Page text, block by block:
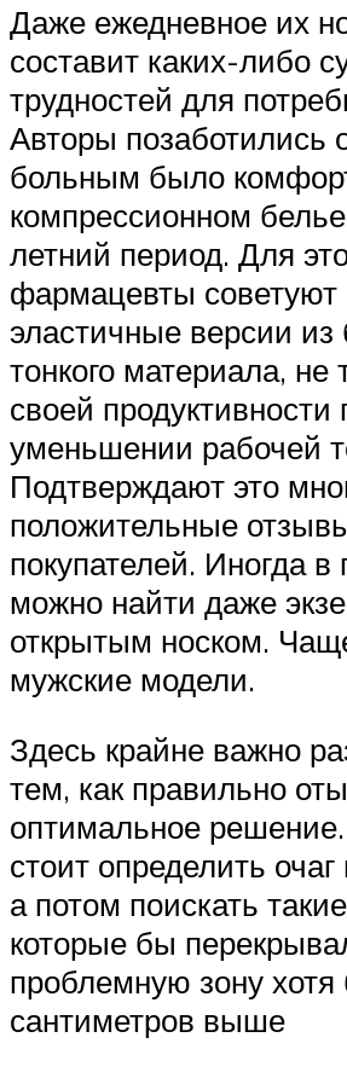
Даже ежедневное их
составит каких-либо
трудностей для
Авторы позаботились
больным было
компрессионном
летний период. Для
фармацевты советуют
эластичные версии из
тонкого материала,
своей продуктивности
уменьшении рабочей
Подтверждают это
положительные
покупателей. Иногда в
можно найти даже
открытым носком.
мужские модели.
Здесь крайне важно
тем, как правильно
оптимальное
стоит определить
а потом поискать
которые бы
проблемную зону
сантиметров выше